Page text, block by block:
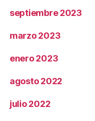
septiembre 2023
marzo 2023
enero 2023
agosto 2022
julio 2022